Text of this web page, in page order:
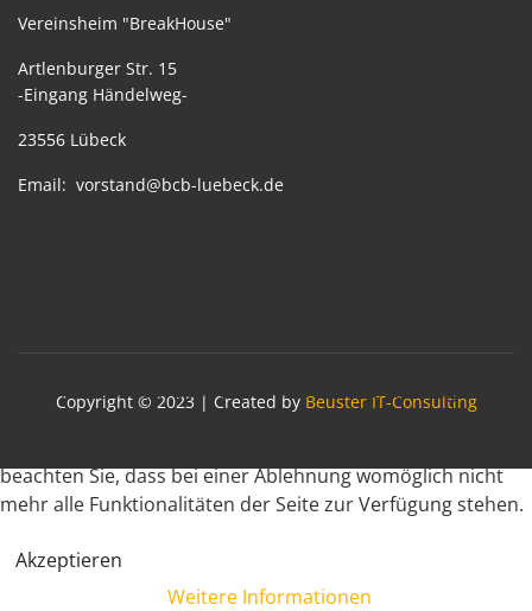
Vereinsheim "BreakHouse"
Artlenburger Str. 15
-Eingang Händelweg-
23556 Lübeck
Email: vorstand@bcb-luebeck.de
Copyright © 2023 | Created by Beuster IT-Consulting
uns helfen, diese Website und die Nutzererfahrung zu
verbessern (Tracking Cookies). Sie können selbst
beachten Sie, dass bei einer Ablehnung womöglich nicht
mehr alle Funktionalitäten der Seite zur Verfügung stehen.
Akzeptieren
Weitere Informationen